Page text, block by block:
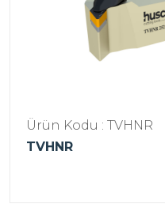
Ürün Kodu : TVHNR
TVHNR